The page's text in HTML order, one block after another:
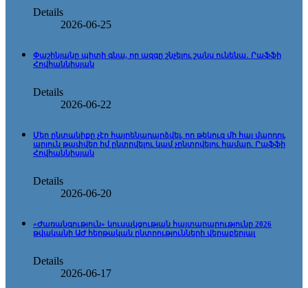
Details
2026-06-25
Փաշինյանը պիտի գնա, որ ազգը շնչելու շանս ունենա․ Րաֆֆի
Հովհաննիսյան
Details
2026-06-22
Մեր ընտանիքը չէր հայրենադարձվել, որ թեկուզ մի հայ մարդու
արյուն թափվեր իմ ընտրվելու կամ չընտրվելու համար. Րաֆֆի
Հովհաննիսյան
Details
2026-06-20
«Ժառանգություն» կուսակցության հայտարարությունը 2026
թվականի ԱԺ հերթական ընտրությունների վերաբերյալ
Details
2026-06-17